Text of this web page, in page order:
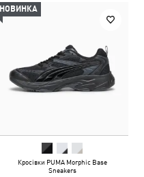
НОВИНКА
Кросівки PUMA Morphic Base
Sneakers